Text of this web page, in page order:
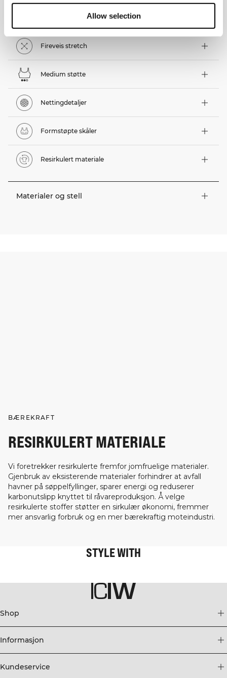
Allow selection
Tekniske funksjoner
Fireveis stretch
Medium støtte
Nettingdetaljer
Formstøpte skåler
Resirkulert materiale
Materialer og stell
BÆREKRAFT
RESIRKULERT MATERIALE
Vi foretrekker resirkulerte fremfor jomfruelige materialer.
Gjenbruk av eksisterende materialer forhindrer at avfall
havner på søppelfyllinger, sparer energi og reduserer
karbonutslipp knyttet til råvareproduksjon. Å velge
resirkulerte stoffer støtter en sirkulær økonomi, fremmer
mer ansvarlig forbruk og en mer bærekraftig moteindustri.
STYLE WITH
Shop
Informasjon
Kundeservice